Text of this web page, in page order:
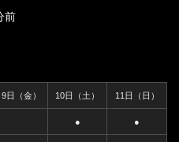
前
9日（金） 10日（土） 11日（日）
● ●